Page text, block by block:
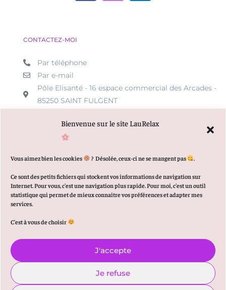
Bienvenue sur le site LauRelax
Vous aimez bien les cookies ? Désolée, ceux-ci ne se mangent pas .
Ce sont des petits fichiers qui stockent vos informations de navigation sur
Internet. Pour vous, c'est une navigation plus rapide. Pour moi, c'est un outil
statistique qui permet de mieux connaitre vos préférences et adapter mes
services.
C'est à vous de choisir
J'accepte
Je refuse
CONTACTEZ-MOI
Par téléphone
Par e-mail
Pôle Elisanté - 16 espace commercial des Arcades -
85250 SAINT FULGENT
Articles de Blog
Prendre Rendez-vous en ligne
© 2021-2026 Copyright – Tous droits réservés –
Mentions
légales
Politique de confidentialité
Site
réalisé par Laure Boisseau